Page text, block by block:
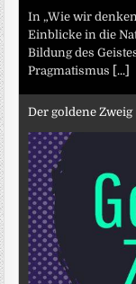
In „Wie wir
Einblicke in die
Bildung des
Pragmatismus
[...]
Der goldene Zweig